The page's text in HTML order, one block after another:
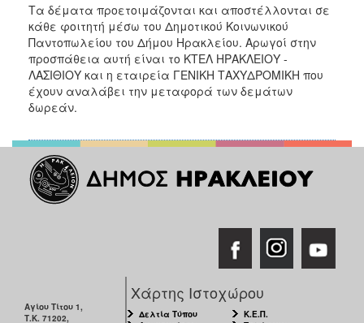
Τα δέματα προετοιμάζονται και αποστέλλονται σε
κάθε φοιτητή μέσω του Δημοτικού Κοινωνικού
Παντοπωλείου του Δήμου Ηρακλείου. Αρωγοί στην
προσπάθεια αυτή είναι το ΚΤΕΛ ΗΡΑΚΛΕΙΟΥ -
ΛΑΣΙΘΙΟΥ και η εταιρεία ΓΕΝΙΚΗ ΤΑΧΥΔΡΟΜΙΚΗ που
έχουν αναλάβει την μεταφορά των δεμάτων
δωρεάν.
Αγίου Τίτου 1,
Τ.Κ. 71202,
Χάρτης Ιστοχώρου
Δελτία Τύπου
Κ.Ε.Π.